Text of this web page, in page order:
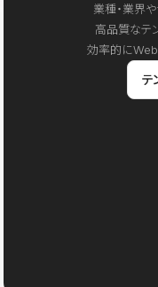
業種・業界
高品質なテ
効率的にWeb
テ